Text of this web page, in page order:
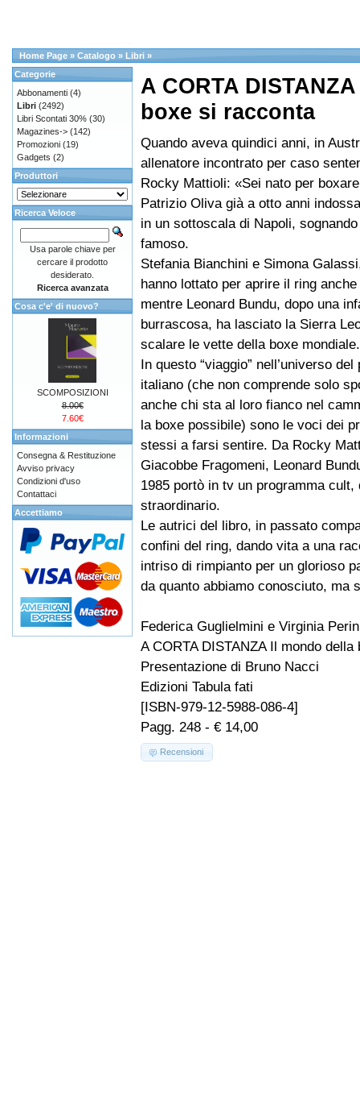
Home Page » Catalogo » Libri »
A CORTA
boxe si racconta
Quando aveva quindici anni, in
allenatore incontrato per caso
Rocky Mattioli: «Sei nato per
Patrizio Oliva già a otto anni
in un sottoscala di Napoli,
famoso.
Stefania Bianchini e Simona
hanno lottato per aprire il ring
mentre Leonard Bundu, dopo una
burrascosa, ha lasciato la Sierra
scalare le vette della boxe mondiale.
In questo “viaggio” nell’universo del
italiano (che non comprende solo
anche chi sta al loro fianco nel
la boxe possibile) sono le voci dei
stessi a farsi sentire. Da Rocky
Giacobbe Fragomeni, Leonard
1985 portò in tv un programma
straordinario.
Le autrici del libro, in passato
confini del ring, dando vita a una
intriso di rimpianto per un glorioso
da quanto abbiamo conosciuto, ma
Federica Guglielmini e Virginia
A CORTA DISTANZA Il mondo
Presentazione di Bruno Nacci
Edizioni Tabula fati
[ISBN-979-12-5988-086-4]
Pagg. 248 - € 14,00
Recensioni
Categorie
Abbonamenti (4)
Libri (2492)
Libri Scontati 30% (30)
Magazines-> (142)
Promozioni (19)
Gadgets (2)
Produttori
Ricerca Veloce
Usa parole chiave per
cercare il prodotto
desiderato.
Ricerca avanzata
Cosa c'e' di nuovo?
SCOMPOSIZIONI
8.00€
7.60€
Informazioni
Consegna & Restituzione
Avviso privacy
Condizioni d'uso
Contattaci
Accettiamo